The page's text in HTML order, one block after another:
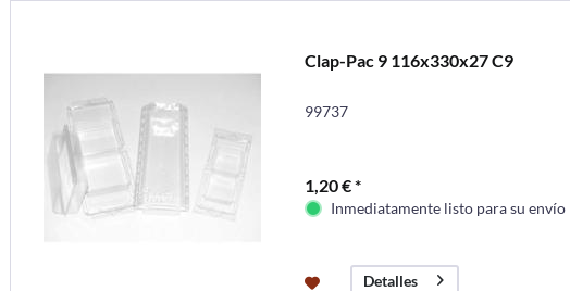
Clap-Pac 9 116x330x27 C9
99737
1,20 € *
Inmediatamente listo para su envío
Detalles